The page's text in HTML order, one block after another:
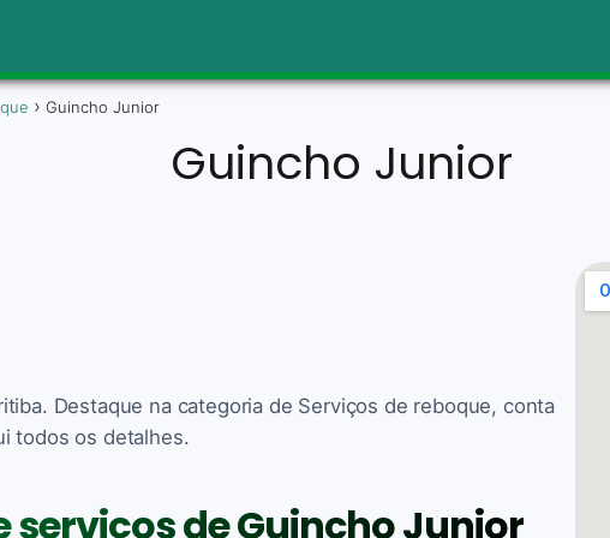
Guincho Junior
Guincho Junior
Destaque na categoria de Serviços de reboque, conta
todos os detalhes.
de Guincho Junior